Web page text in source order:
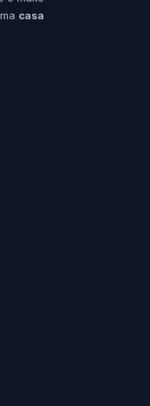
casa